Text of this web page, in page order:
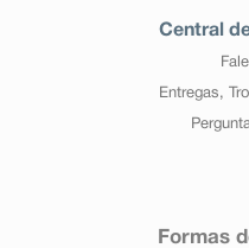
Central
Entregas,
Formas